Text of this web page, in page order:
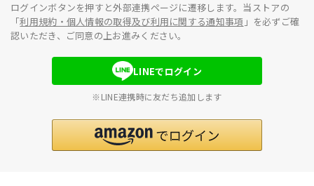
ログインボタンを押すと外部連携ページに遷移します。当ストアの
「利用規約・個人情報の取得及び利用に関する通知事項 」を必ずご確
認いただき、ご同意の上お進みください。
LINEでログイン
※LINE連携時に友だち追加します